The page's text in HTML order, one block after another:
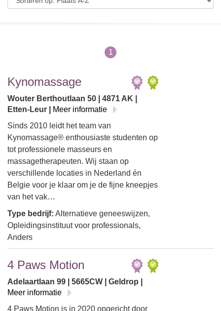
1
Kynomassage
Wouter Berthoutlaan 50 | 4871 AK |
Etten-Leur |
Meer informatie
Sinds 2010 leidt het team van
Kynomassage® enthousiaste studenten op
tot professionele masseurs en
massagetherapeuten. Wij staan op
verschillende locaties in Nederland én
Belgie voor je klaar om je de fijne kneepjes
van het vak…
Type bedrijf: Alternatieve geneeswijzen,
Opleidingsinstituut voor professionals,
Anders
4 Paws Motion
Adelaartlaan 99 | 5665CW | Geldrop |
Meer informatie
4 Paws Motion is in 2020 opgericht door